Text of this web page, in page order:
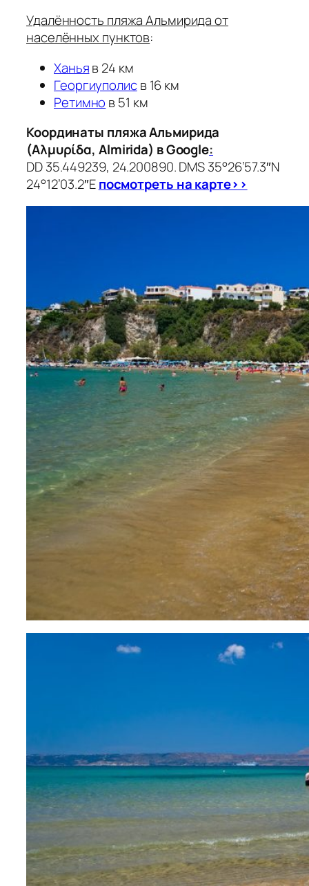
Удалённость пляжа Альмирида от
населённых пунктов:
Ханьяв 24 км
Георгиуполисв 16 км
Ретимно в 51 км
Координаты пляжа Альмирида
(Αλμυρίδα, Almirida) в Google:
DD 35.449239, 24.200890. DMS 35°26’57.3″N
24°12’03.2″Eпосмотреть на карте>>